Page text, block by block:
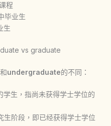
程
毕业生
生
vs graduate
undergraduate的不同：
学生，指尚未获得学士学位的
生阶段，即已经获得学士学位